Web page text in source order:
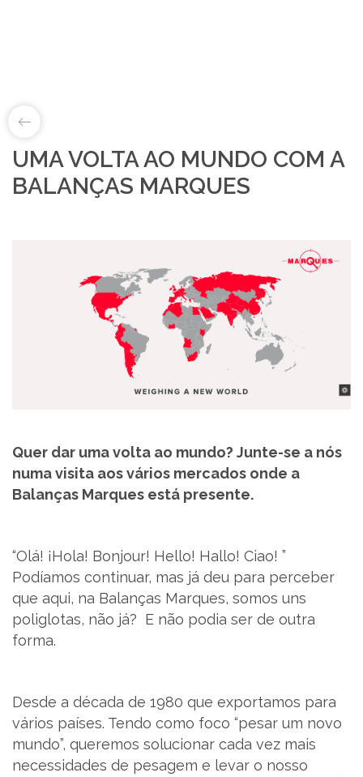
LAB&ID
PARCEIROS
CONTACTOS
RECRUTAMENTO
LIVRO DE RECLAMAÇÕES
UMA VOLTA AO MUNDO COM A
BALANÇAS MARQUES
Quer dar uma volta ao mundo? Junte-se a nós
numa visita aos vários mercados onde a
Balanças Marques está presente.
“Olá! ¡Hola! Bonjour! Hello! Hallo! Ciao! ”
Podíamos continuar, mas já deu para perceber
que aqui, na Balanças Marques, somos uns
poliglotas, não já? E não podia ser de outra
forma.
Desde a década de 1980 que exportamos para
vários países. Tendo como foco “pesar um novo
mundo”, queremos solucionar cada vez mais
necessidades de pesagem e levar o nosso